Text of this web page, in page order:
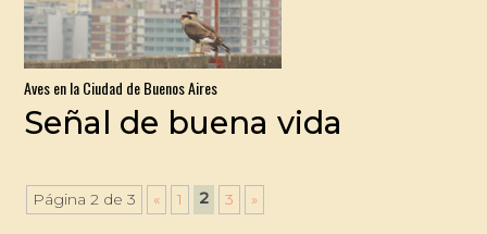
Aves en la Ciudad de Buenos Aires
Señal de buena vida
Página 2 de 3 « 1 2 3 »